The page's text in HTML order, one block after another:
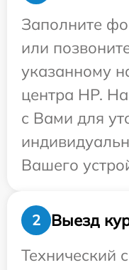
Заполните
или
указанному
центра HP.
с Вами для
Вашего
2
Выезд
Технический